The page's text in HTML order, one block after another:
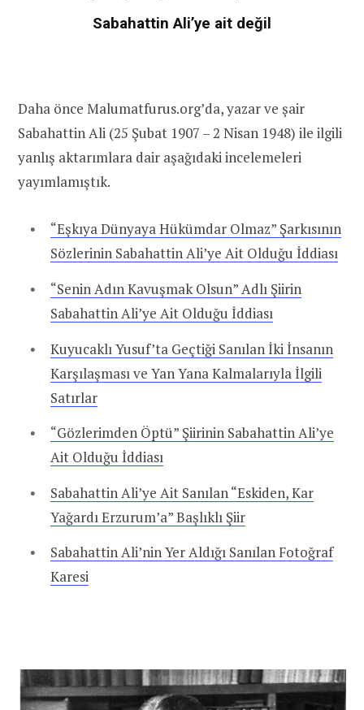
Sabahattin Ali’ye ait değil
Daha önce Malumatfurus.org’da, yazar ve şair
Sabahattin Ali (25 Şubat 1907 – 2 Nisan 1948) ile ilgili
yanlış aktarımlara dair aşağıdaki incelemeleri
yayımlamıştık.
“Eşkıya Dünyaya Hükümdar Olmaz” Şarkısının
Sözlerinin Sabahattin Ali’ye Ait Olduğu İddiası
“Senin Adın Kavuşmak Olsun” Adlı Şiirin
Sabahattin Ali’ye Ait Olduğu İddiası
Kuyucaklı Yusuf’ta Geçtiği Sanılan İki İnsanın
Karşılaşması ve Yan Yana Kalmalarıyla İlgili
Satırlar
“Gözlerimden Öptü” Şiirinin Sabahattin Ali’ye
Ait Olduğu İddiası
Sabahattin Ali’ye Ait Sanılan “Eskiden, Kar
Yağardı Erzurum’a” Başlıklı Şiir
Sabahattin Ali’nin Yer Aldığı Sanılan Fotoğraf
Karesi